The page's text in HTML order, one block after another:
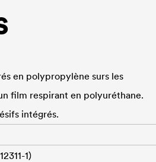
en polypropylène surs les
film respirant en polyuréthane.
intégrés.
1)